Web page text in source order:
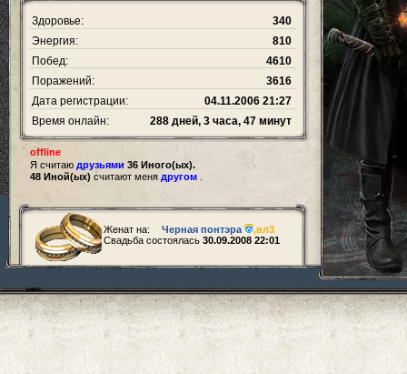
Здоровье:
340
Энергия:
810
Побед:
4610
Поражений:
3616
Дата регистрации:
04.11.2006 21:27
Время онлайн:
288 дней, 3 часа, 47 минут
offline
Я считаю друзьями 36 Иного(ых).
48 Иной(ых) считают меня другом
Женат на: Черная понтэра ,вл3
Свадьба состоялась 30.09.2008 22:01